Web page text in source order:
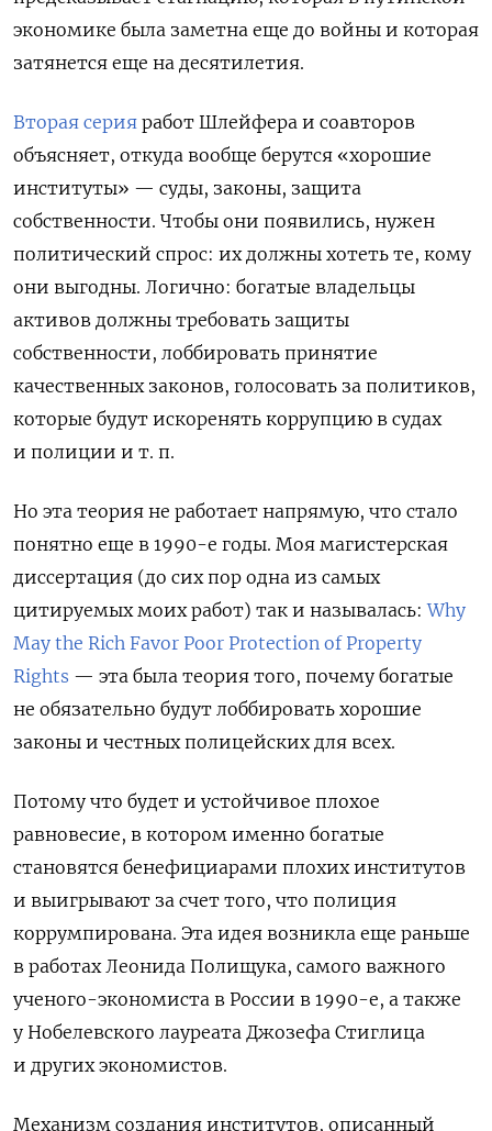
экономике была заметна еще до войны и которая
затянется еще на десятилетия.
Вторая серия работ Шлейфера и соавторов
объясняет, откуда вообще берутся «хорошие
институты» — суды, законы, защита
собственности. Чтобы они появились, нужен
политический спрос: их должны хотеть те, кому
они выгодны. Логично: богатые владельцы
активов должны требовать защиты
собственности, лоббировать принятие
качественных законов, голосовать за политиков,
которые будут искоренять коррупцию в судах
и полиции и т. п.
Но эта теория не работает напрямую, что стало
понятно еще в 1990-е годы. Моя магистерская
диссертация (до сих пор одна из самых
цитируемых моих работ) так и называлась:Why
May the Rich Favor Poor Protection of Property
Rights — эта была теория того, почему богатые
не обязательно будут лоббировать хорошие
законы и честных полицейских для всех.
Потому что будет и устойчивое плохое
равновесие, в котором именно богатые
становятся бенефициарами плохих институтов
и выигрывают за счет того, что полиция
коррумпирована. Эта идея возникла еще раньше
в работах Леонида Полищука, самого важного
ученого-экономиста в России в 1990-е, а также
у Нобелевского лауреата Джозефа Стиглица
и других экономистов.
Механизм создания институтов, описанный